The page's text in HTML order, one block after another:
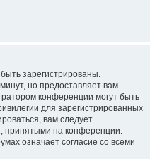
зарегистрированы.
но предоставляет вам
конференции могут быть
для зарегистрированных
вам следует
принятыми на конференции.
означает согласие со всеми